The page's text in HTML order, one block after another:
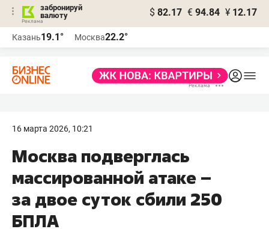
забронируй
валюту
$ 82.17 € 94.84 ¥ 12.17
Казань19.1° Москва22.2°
16 марта 2026, 10:21
Москва подверглась
массированной атаке –
за двое суток сбили 250
БПЛА